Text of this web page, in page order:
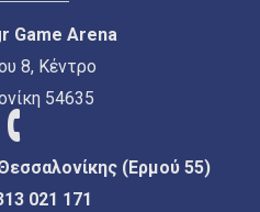
Game Arena
8, Κέντρο
54635
(Ερμού 55)
021 171